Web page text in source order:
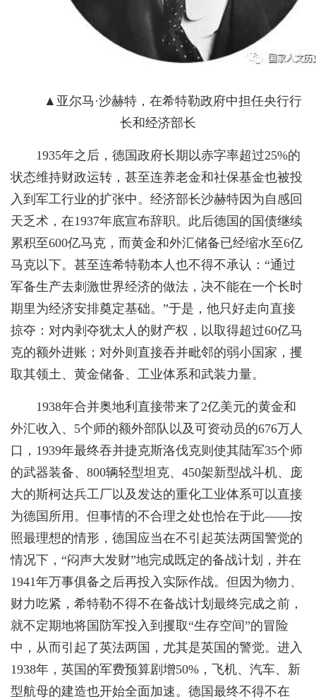
▲ 亚尔马·沙赫特，在希特勒政府中担任央行行
长和经济部长
1935年之后，德国政府长期以赤字率超过25%的
状态维持财政运转，甚至连养老金和社保基金也被投
入到军工行业的扩张中。经济部长沙赫特因为自感回
天乏术，在1937年底宣布辞职。此后德国的国债继续
累积至600亿马克，而黄金和外汇储备已经缩水至6亿
马克以下。甚至连希特勒本人也不得不承认：“通过
军备生产去刺激世界经济的做法，决不能在一个长时
期里为经济安排奠定基础。”于是，他只好走向直接
掠夺：对内剥夺犹太人的财产权，以取得超过60亿马
克的额外进账；对外则直接吞并毗邻的弱小国家，攫
取其领土、黄金储备、工业体系和武装力量。
1938年合并奥地利直接带来了2亿美元的黄金和
外汇收入、5个师的额外部队以及可资动员的676万人
口，1939年最终吞并捷克斯洛伐克则使其陆军35个师
的武器装备、800辆轻型坦克、450架新型战斗机、庞
大的斯柯达兵工厂以及发达的重化工业体系可以直接
为德国所用。但事情的不合理之处也恰在于此——按
照最理想的情形，德国应当在不引起英法两国警觉的
情况下，“闷声大发财”地完成既定的备战计划，并在
1941年万事俱备之后再投入实际作战。但因为物力、
财力吃紧，希特勒不得不在备战计划最终完成之前，
就不定期地将国防军投入到攫取“生存空间”的冒险
中，从而引起了英法两国，尤其是英国的警觉。进入
1938年，英国的军费预算剧增50%，飞机、汽车、新
型航母的建造也开始全面加速。德国最终不得不在